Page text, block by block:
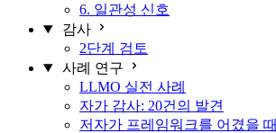
6. 일관성 신호
감사
2단계 검토
사례 연구
LLMO 실전 사례
자가 감사: 20건의 발견
저자가 프레임워크를 어겼을 때